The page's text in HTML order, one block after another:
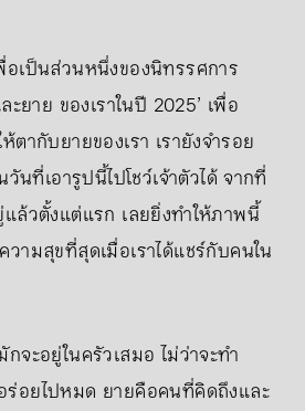
เป็นส่วนหนึ่งของนิทรรศการ
ยาย ของเราในปี 2025’ เพื่อ
ากับยายของเรา เรายังจำรอย
วันที่เอารูปนี้ไปโชว์เจ้าตัวได้ จากที่
ล้วตั้งแต่แรก เลยยิ่งทำให้ภาพนี้
ามสุขที่สุดเมื่อเราได้แชร์กับคนใน
จะอยู่ในครัวเสมอ ไม่ว่าจะทำ
อยไปหมด ยายคือคนที่คิดถึงและ